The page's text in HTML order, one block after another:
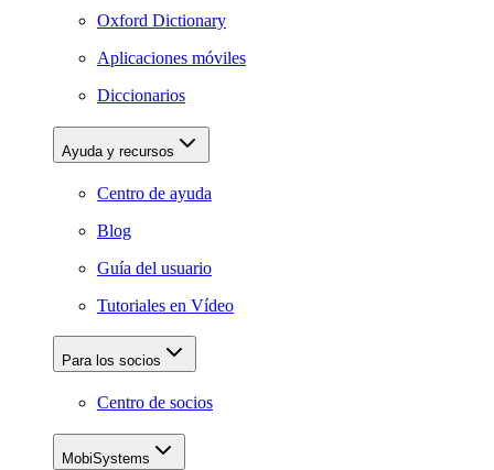
Oxford Dictionary
Aplicaciones móviles
Diccionarios
Ayuda y recursos
Centro de ayuda
Blog
Guía del usuario
Tutoriales en Vídeo
Para los socios
Centro de socios
MobiSystems